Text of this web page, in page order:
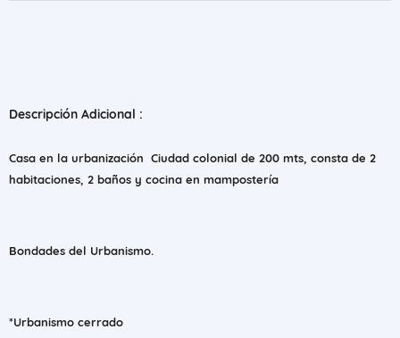
Descripción Adicional :
Casa en la urbanización Ciudad colonial de 200 mts, consta de 2
habitaciones, 2 baños y cocina en mampostería
Bondades del Urbanismo.
*Urbanismo cerrado